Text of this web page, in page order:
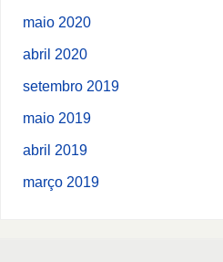
maio 2020
abril 2020
setembro 2019
maio 2019
abril 2019
março 2019